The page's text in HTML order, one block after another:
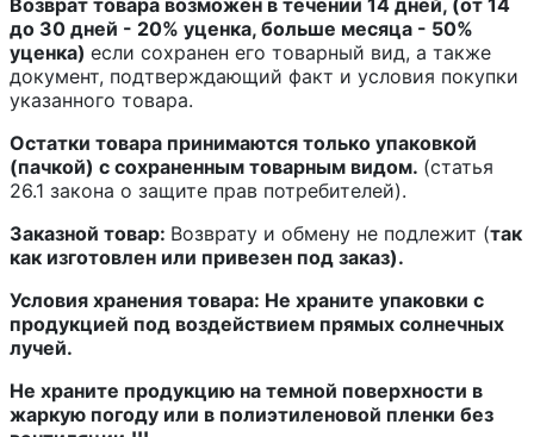
до 30 дней - 20% уценка, больше месяца - 50%
уценка) если сохранен его товарный вид, а также
документ, подтверждающий факт и условия покупки
указанного товара.
Остатки товара принимаются только упаковкой
(пачкой) с сохраненным товарным видом. (статья
26.1 закона о защите прав потребителей).
Заказной товар: Возврату и обмену не подлежит (так
как изготовлен или привезен под заказ).
Условия хранения товара: Не храните упаковки с
продукцией под воздействием прямых солнечных
лучей.
Не храните продукцию на темной поверхности в
жаркую погоду или в полиэтиленовой пленки без